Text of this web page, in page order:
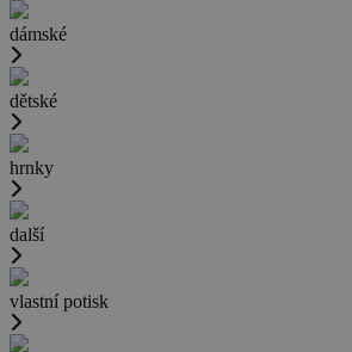
dámské
dětské
hrnky
další
vlastní potisk